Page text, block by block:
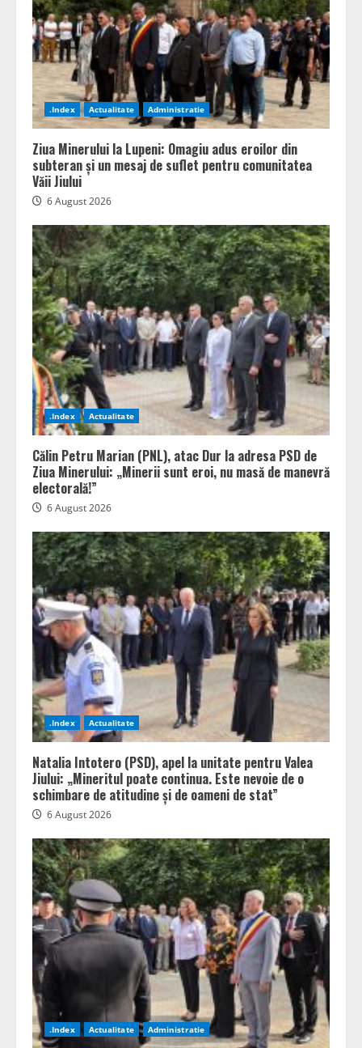
.Index Actualitate Administratie
Ziua Minerului la Lupeni: Omagiu adus eroilor din
subteran și un mesaj de suflet pentru comunitatea
Văii Jiului
6 August 2026
.Index Actualitate
Călin Petru Marian (PNL), atac Dur la adresa PSD de
Ziua Minerului: „Minerii sunt eroi, nu masă de manevră
electorală!”
6 August 2026
.Index Actualitate
Natalia Intotero (PSD), apel la unitate pentru Valea
Jiului: „Mineritul poate continua. Este nevoie de o
schimbare de atitudine și de oameni de stat”
6 August 2026
.Index Actualitate Administratie